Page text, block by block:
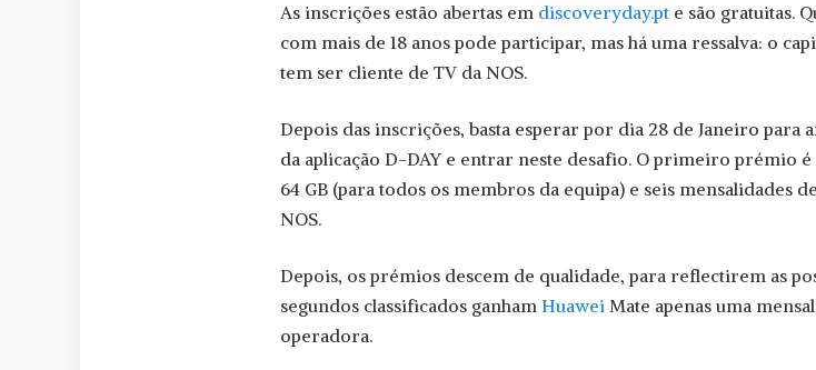
As inscrições estão abertas em discoveryday.pt e são gratuitas.
com mais de 18 anos pode participar, mas há uma ressalva: o
tem ser cliente de TV da NOS.
Depois das inscrições, basta esperar por dia 28 de Janeiro para
da aplicação D-DAY e entrar neste desafio. O primeiro prémio é
64 GB (para todos os membros da equipa) e seis mensalidades
NOS.
Depois, os prémios descem de qualidade, para reflectirem as
segundos classificados ganham Huawei Mate apenas uma
operadora.